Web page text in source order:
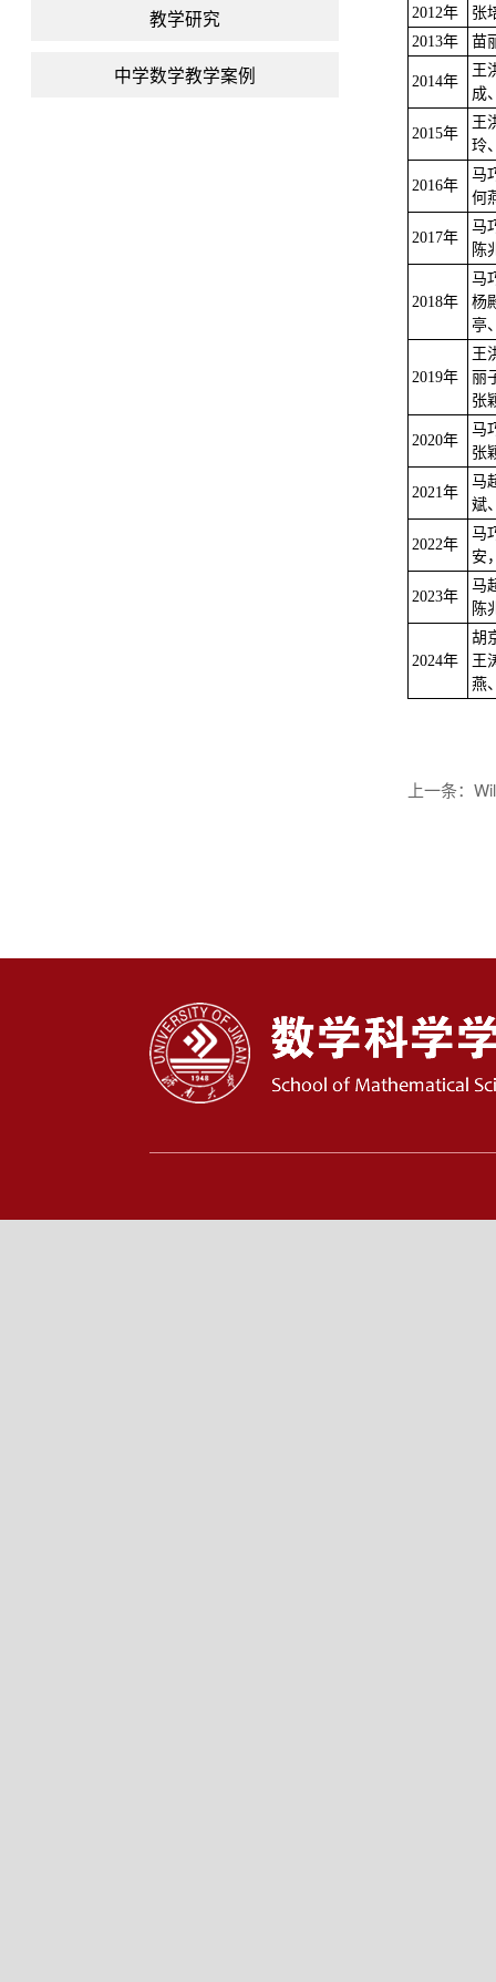
教学研究
中学数学教学案例
2012年
张
2013年 苗
2014年
王
成
2015年
王
玲
2016年
马
何
2017年
马
陈
2018年
马
杨
亭
2019年
王
丽
张
2020年
马
张
2021 年
马
斌
2022年
马
安
2023年
马
陈
2024年
胡
王
燕
上一条：